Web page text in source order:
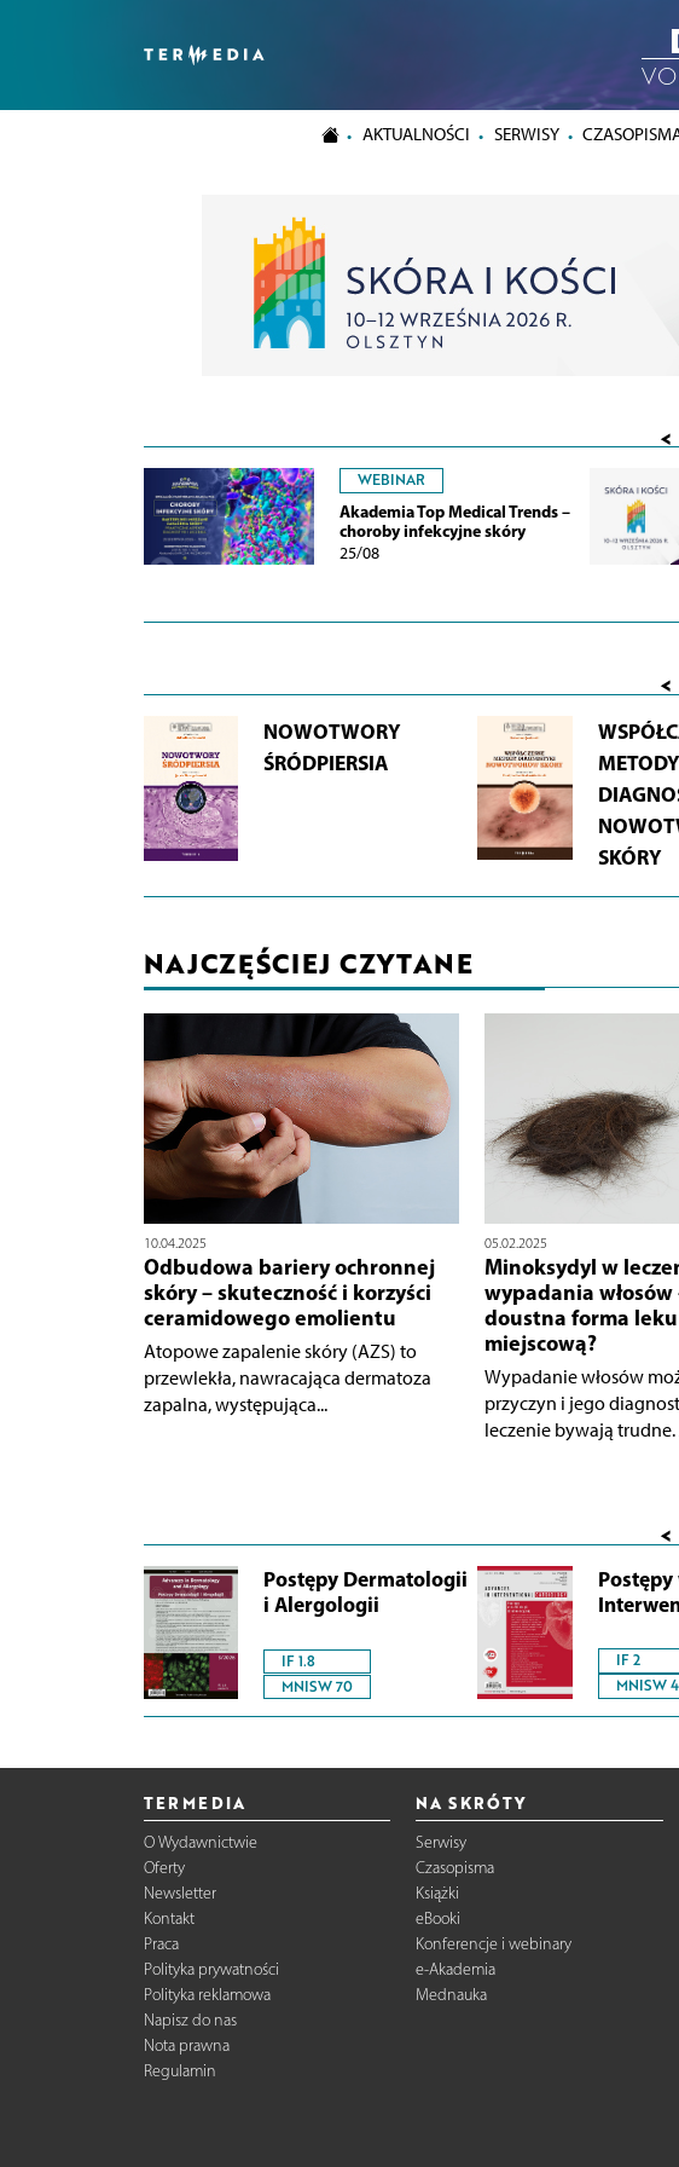
AKTUALNOŚCI SERWISY
<
WEBINAR
Akademia Top Medical Trends –
choroby infekcyjne skóry
25/08
<
NOWOTWORY
ŚRÓDPIERSIA
METODY
SKÓRY
NAJCZĘŚCIEJ CZYTANE
10.04.2025
Odbudowa bariery ochronnej
skóry – skuteczność i korzyści
ceramidowego emolientu
Atopowe zapalenie skóry (AZS) to
przewlekła, nawracająca dermatoza
zapalna, występująca...
05.02.2025
Minoksydyl w
wypadania włosów
doustna forma
miejscową?
Wypadanie włosów
przyczyn i jego
leczenie bywają trudne.
<
Postępy Dermatologii
i Alergologii
IF 1.8
MNISW 70
IF 2
MNISW
TERMEDIA
O Wydawnictwie
Oferty
Newsletter
Kontakt
Praca
Polityka prywatności
Polityka reklamowa
Napisz do nas
Nota prawna
Regulamin
NA SKRÓTY
Serwisy
Czasopisma
Książki
eBooki
Konferencje i webinary
e-Akademia
Mednauka